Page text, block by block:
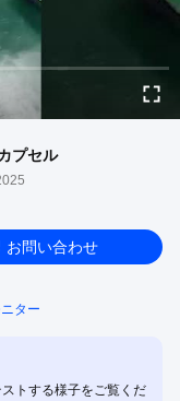
プセル
お問い合わせ
ター
トする様子をご覧くだ